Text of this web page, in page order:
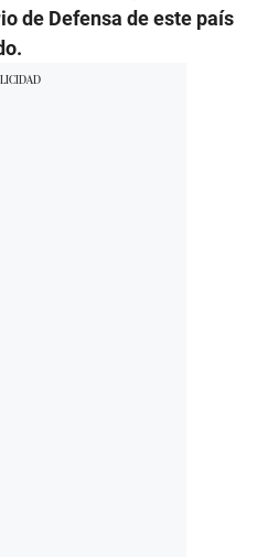
de Defensa de este país